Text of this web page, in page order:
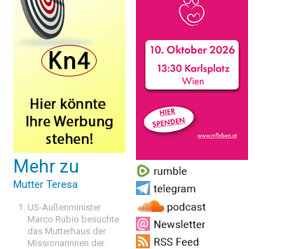
Mehr zu
Mutter Teresa
US-Außenminister
Marco Rubio besuchte
das Mutterhaus der
Missionarinnen der